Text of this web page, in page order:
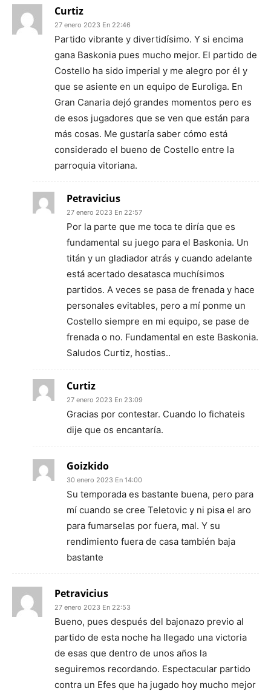
Curtiz
27 enero 2023 En 22:46
Partido vibrante y divertidísimo. Y si encima
gana Baskonia pues mucho mejor. El partido de
Costello ha sido imperial y me alegro por él y
que se asiente en un equipo de Euroliga. En
Gran Canaria dejó grandes momentos pero es
de esos jugadores que se ven que están para
más cosas. Me gustaría saber cómo está
considerado el bueno de Costello entre la
parroquia vitoriana.
Petravicius
27 enero 2023 En 22:57
Por la parte que me toca te diría que es
fundamental su juego para el Baskonia. Un
titán y un gladiador atrás y cuando adelante
está acertado desatasca muchísimos
partidos. A veces se pasa de frenada y hace
personales evitables, pero a mí ponme un
Costello siempre en mi equipo, se pase de
frenada o no. Fundamental en este Baskonia.
Saludos Curtiz, hostias..
Curtiz
27 enero 2023 En 23:09
Gracias por contestar. Cuando lo fichateis
dije que os encantaría.
Goizkido
30 enero 2023 En 14:00
Su temporada es bastante buena, pero para
mí cuando se cree Teletovic y ni pisa el aro
para fumarselas por fuera, mal. Y su
rendimiento fuera de casa también baja
bastante
Petravicius
27 enero 2023 En 22:53
Bueno, pues después del bajonazo previo al
partido de esta noche ha llegado una victoria
de esas que dentro de unos años la
seguiremos recordando. Espectacular partido
contra un Efes que ha jugado hoy mucho mejor